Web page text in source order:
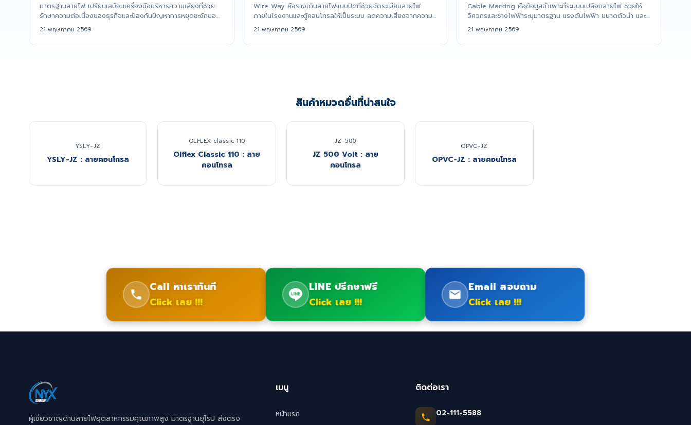
มาตรฐานสายไฟ เปรียบเสมือนเครื่องมือบริหารความเสี่ยงที่ช่วย
รักษาความต่อเนื่องของธุรกิจและป้องกันปัญหาการหยุดชะงักของ
สายกา...
21 พฤษภาคม 2569
Wire Way คือรางเดินสายไฟแบบปิดที่ช่วยจัดระเบียบสายไฟ
ภายในโรงงานและตู้คอนโทรลให้เป็นระบบ ลดความเสี่ยงจากความ
เสียหายและเพิ...
21 พฤษภาคม 2569
Cable Marking คือข้อมูลจำเพาะที่ระบุบนเปลือกสายไฟ ช่วยให้
วิศวกรและช่างไฟฟ้าระบุมาตรฐาน แรงดันไฟฟ้า ขนาดตัวนำ และ
ชนิดตัวน...
21 พฤษภาคม 2569
สินค้าหมวดอื่นที่น่าสนใจ
YSLY-JZ
YSLY-JZ : สายคอนโทรล
OLFLEX classic 110
Olflex Classic 110 : สาย
คอนโทรล
JZ-500
JZ 500 Volt : สาย
คอนโทรล
OPVC-JZ
OPVC-JZ : สายคอนโทรล
Call หาเราทันที
Click เลย !!!
LINE ปรึกษาฟรี
Click เลย !!!
Email สอบถาม
Click เลย !!!
ผู้เชี่ยวชาญด้านสายไฟอุตสาหกรรมคุณภาพสูง มาตรฐานยุโรป ส่งตรง
เมนู
หน้าแรก
ติดต่อเรา
02-111-5588